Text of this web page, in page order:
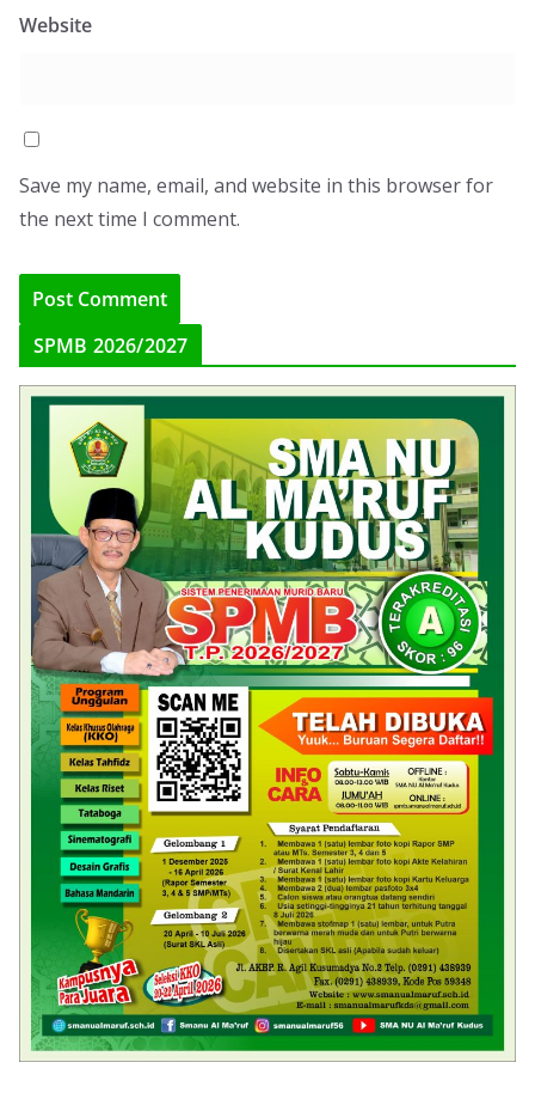
Website
Save my name, email, and website in this browser for
the next time I comment.
SPMB 2026/2027